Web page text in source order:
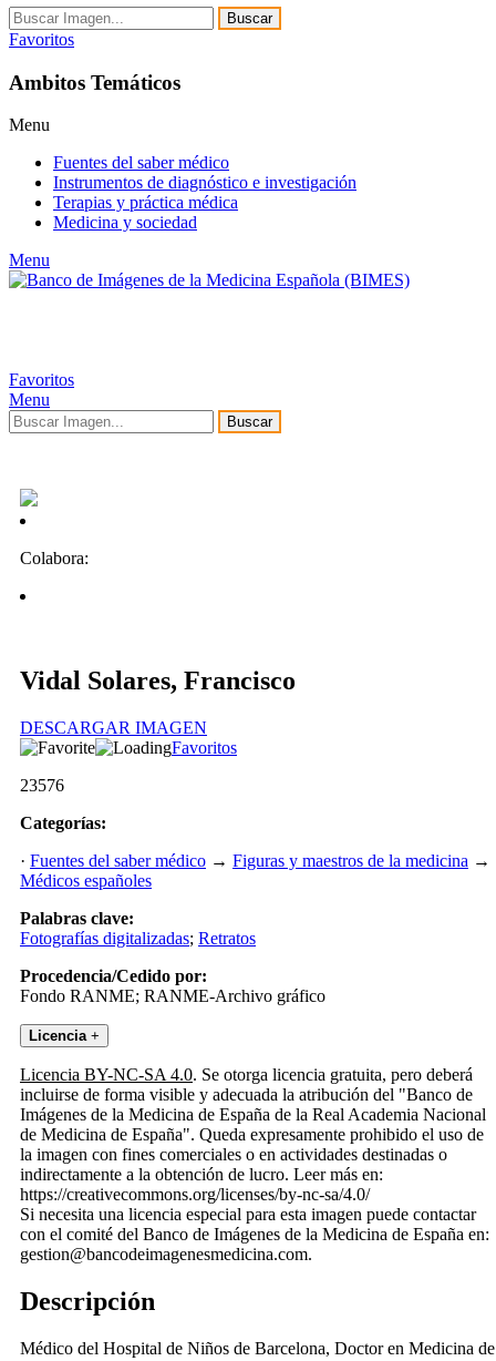
Buscar
Favoritos
Ambitos Temáticos
Menu
Fuentes del saber médico
Instrumentos de diagnóstico e investigación
Terapias y práctica médica
Medicina y sociedad
Menu
Favoritos
Menu
Buscar
Colabora:
Vidal Solares, Francisco
DESCARGAR IMAGEN
Favoritos
23576
Categorías:
· Fuentes del saber médico → Figuras y maestros de la medicina →
Médicos españoles
Palabras clave:
Fotografías digitalizadas; Retratos
Procedencia/Cedido por:
Fondo RANME; RANME-Archivo gráfico
Licencia +
Licencia BY-NC-SA 4.0. Se otorga licencia gratuita, pero deberá
incluirse de forma visible y adecuada la atribución del "Banco de
Imágenes de la Medicina de España de la Real Academia Nacional
de Medicina de España". Queda expresamente prohibido el uso de
la imagen con fines comerciales o en actividades destinadas o
indirectamente a la obtención de lucro. Leer más en:
https://creativecommons.org/licenses/by-nc-sa/4.0/
Si necesita una licencia especial para esta imagen puede contactar
con el comité del Banco de Imágenes de la Medicina de España en:
gestion@bancodeimagenesmedicina.com.
Descripción
Médico del Hospital de Niños de Barcelona, Doctor en Medicina de